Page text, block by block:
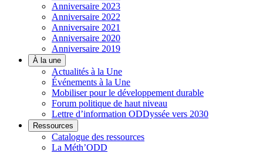
Anniversaire 2023
Anniversaire 2022
Anniversaire 2021
Anniversaire 2020
Anniversaire 2019
À la une
Actualités à la Une
Événements à la Une
Mobiliser pour le développement durable
Forum politique de haut niveau
Lettre d’information ODDyssée vers 2030
Ressources
Catalogue des ressources
La Méth’ODD